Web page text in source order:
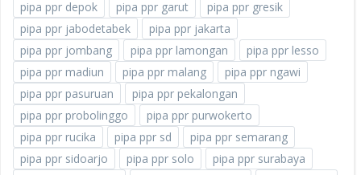
pipa ppr depok pipa ppr garut
pipa ppr gresik
pipa ppr jabodetabek
pipa ppr jakarta
pipa ppr jombang
pipa ppr lamongan
pipa ppr lesso
pipa ppr madiun
pipa ppr malang
pipa ppr ngawi
pipa ppr pasuruan
pipa ppr pekalongan
pipa ppr probolinggo
pipa ppr purwokerto
pipa ppr rucika
pipa ppr sd
pipa ppr semarang
pipa ppr sidoarjo
pipa ppr solo
pipa ppr surabaya